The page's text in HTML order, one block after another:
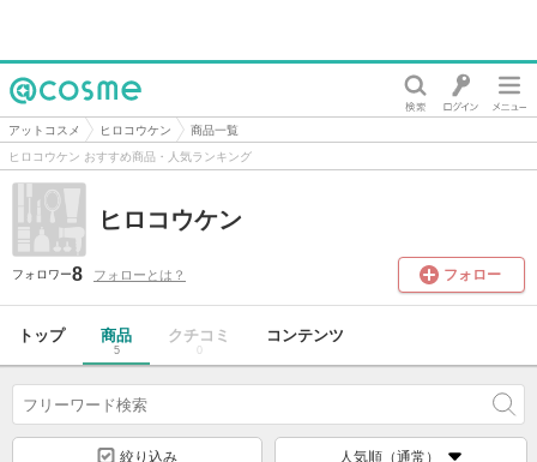
@cosme
アットコスメ ヒロコウケン
商品一覧
ヒロコウケン おすすめ商品・人気ランキング
ヒロコウケン
フォロワー8 フォローとは？ フォロー
トップ 商品
5
クチコミ
0
コンテンツ
絞り込み 人気順（通常）